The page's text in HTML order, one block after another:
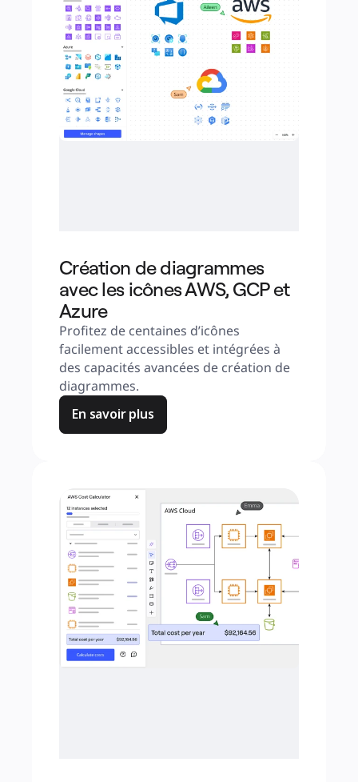
Création de diagrammes
avec les icônes AWS, GCP et
Azure
Profitez de centaines d’icônes
facilement accessibles et intégrées à
des capacités avancées de création de
diagrammes.
En savoir plus